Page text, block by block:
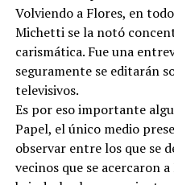
Volviendo a Flores, en
Michetti se la notó
carismática. Fue una
seguramente se editarán
televisivos.
Es por eso importante
Papel, el único medio
observar entre los que se
vecinos que se acercaron